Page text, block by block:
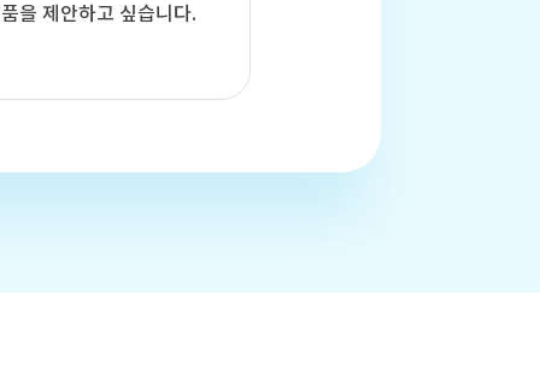
을 제안하고 싶습니다.